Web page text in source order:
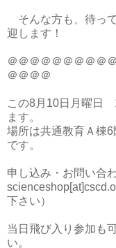
そんな方も、待っ
迎します！
＠＠＠＠＠＠＠＠＠
＠＠＠＠
この8月10日月曜日
ます。
場所は共通教育Ａ棟6
です。
申し込み・お問い合
下さい）
当日飛び入り参加も
い。